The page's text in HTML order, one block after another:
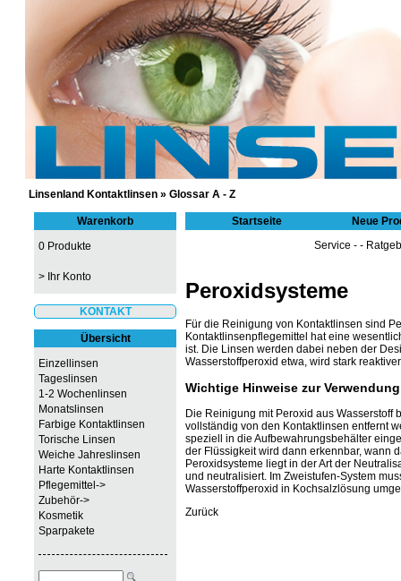
GÜNSTIGE KONTAKTLINSEN UND
Linsenland Kontaktlinsen » Glossar A - Z
Warenkorb
0 Produkte
> Ihr Konto
KONTAKT
Übersicht
Einzellinsen
Tageslinsen
1-2 Wochenlinsen
Monatslinsen
Farbige Kontaktlinsen
Torische Linsen
Weiche Jahreslinsen
Harte Kontaktlinsen
Pflegemittel->
Zubehör->
Kosmetik
Sparpakete
Startseite
Neue
Service - -
Peroxidsysteme
Für die Reinigung von Kontaktlinsen sind
Kontaktlinsenpflegemittel hat eine
ist. Die Linsen werden dabei neben der
Wasserstoffperoxid etwa, wird stark
Wichtige Hinweise zur
Die Reinigung mit Peroxid aus
vollständig von den Kontaktlinsen entfernt
speziell in die Aufbewahrungsbehälter
der Flüssigkeit wird dann erkennbar, wann
Peroxidsysteme liegt in der Art der
und neutralisiert. Im Zweistufen-System
Wasserstoffperoxid in Kochsalzlösung
Zurück